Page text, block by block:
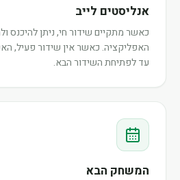
אנליסטים לייב
כאשר מתקיים שידור חי, ניתן להיכנס
האפליקציה. כאשר אין שידור פעיל,
עד לפתיחת השידור הבא.
המשחק הבא